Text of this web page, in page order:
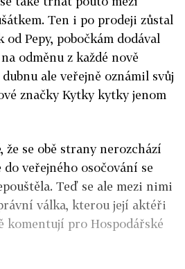
Ten i po prodeji zůstal
Pepy, pobočkám dodával
odměnu z každé nově
ale veřejně oznámil svůj
značky Kytky kytky jenom
že se obě strany nerozchází
do veřejného osočování se
Teď se ale mezi nimi
válka, kterou její aktéři
komentují pro Hospodářské